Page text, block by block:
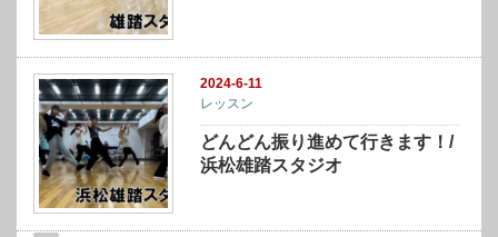
2024-6-11
レッスン
どんどん振り進めて行きます！/
浜松雄踏スタジオ